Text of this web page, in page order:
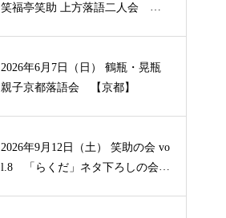
笑福亭笑助 上方落語二人会
2026年6月7日（日） 鶴瓶・晃瓶
親子京都落語会 【京都】
2026年9月12日（土） 笑助の会 vo
l.8 「らくだ」ネタ下ろしの会